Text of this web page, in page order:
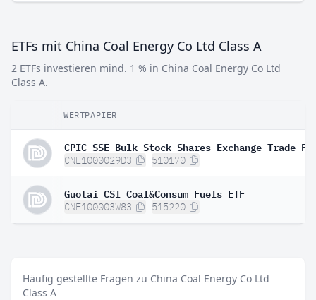
ETFs mit China Coal Energy Co Ltd Class A
2 ETFs investieren mind. 1 % in China Coal Energy Co Ltd
Class A.
WERTPAPIER
CPIC SSE Bulk Stock Shares Exchange Trade
CNE1000029D3 510170
Guotai CSI Coal&Consum Fuels ETF
CNE100003W83 515220
Häufig gestellte Fragen zu China Coal Energy Co Ltd
Class A